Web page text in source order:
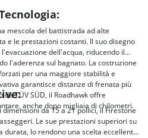
mescola del battistrada ad alte
e le prestazioni costanti. Il suo disegno
dell'acqua, riducendo il
l'aderenza sul bagnato. La costruzione
per una maggiore stabilità e
garantisce distanze di frenata più
TÜV SÜD, il Roadhawk offre
anche dopo migliaia di chilometri.
da 15 a 21 pollici, il Firestone
Le sue prestazioni superiori su
durata, lo rendono una scelta eccellente